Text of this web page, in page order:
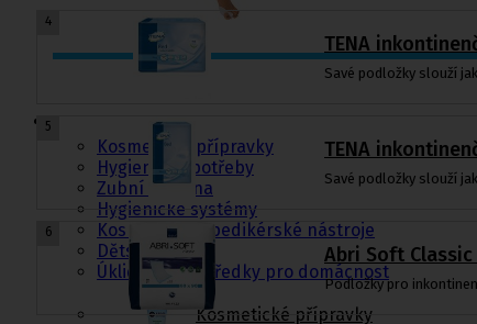
Kosmetika a
Kosmetické přípravky
Hygienické potřeby
Zubní hygiena
Hygienické systémy
Kosmetické a pedikérské nástroje
Dětské pleny
Úklidové prostředky pro domácnost
Kosmetické přípravky
4
TENA
Savé podložky slouží
5
TENA
Savé podložky slouží
6
Abri Soft
Podložky pro